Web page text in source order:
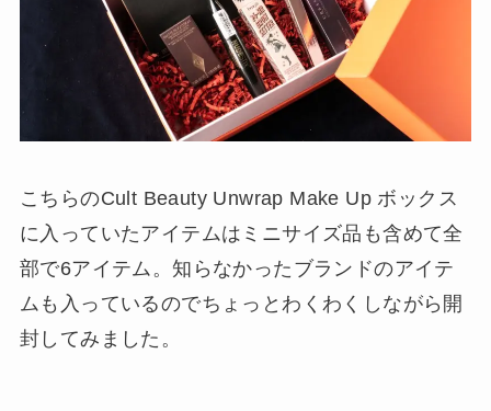
こちらのCult Beauty Unwrap Make Up ボックス
に入っていたアイテムはミニサイズ品も含めて全
部で6アイテム。知らなかったブランドのアイテ
ムも入っているのでちょっとわくわくしながら開
封してみました。